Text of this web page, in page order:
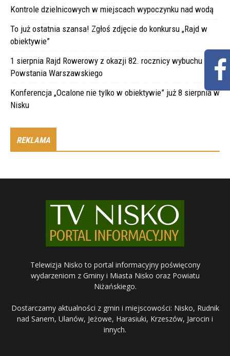
Kontrole dzielnicowych w miejscach wypoczynku nad wodą
To już ostatnia szansa! Zgłoś zdjęcie do konkursu „Rajd w
obiektywie”
1 sierpnia Rajd Rowerowy z okazji 82. rocznicy wybuchu
Powstania Warszawskiego
Konferencja „Ocalone nie tylko w obiektywie” już 8 sierpnia w
Nisku
REKLAMA
Telewizja Nisko to portal informacyjny poświęcony
wydarzeniom z Gminy i Miasta Nisko oraz Powiatu
Niżańskiego.
Dostarczamy aktualności z gmin i miejscowości: Nisko, Rudnik
nad Sanem, Ulanów, Jeżowe, Harasiuki, Krzeszów, Jarocin i
innych.